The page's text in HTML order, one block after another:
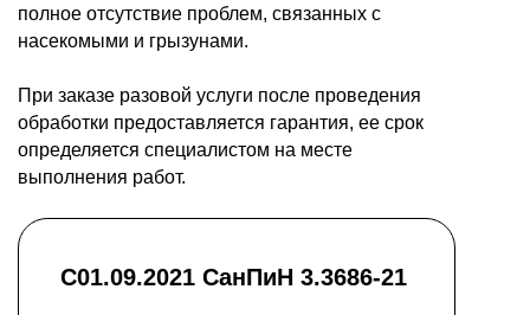
полное отсутствие проблем, связанных с
насекомыми и грызунами.
При заказе разовой услуги после проведения
обработки предоставляется гарантия, ее срок
определяется специалистом на месте
выполнения работ.
С01.09.2021 СанПиН 3.3686-21